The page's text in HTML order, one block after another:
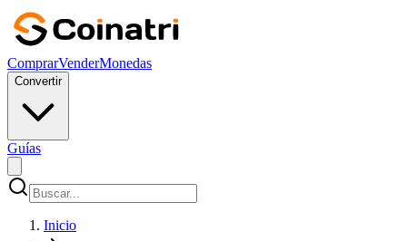
ComprarVenderMonedas
Convertir
Guías
Inicio